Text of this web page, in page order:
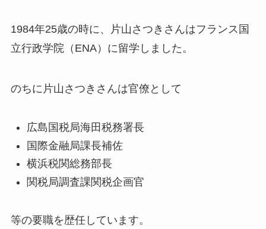
1984年25歳の時に、片山さつきさんはフランス国
立行政学院（ENA）に留学しました。
のちに片山さつきさんは官僚として
広島国税局海田税務署長
国際金融局課長補佐
横浜税関総務部長
関税局調査課関税企画官
等の要職を歴任しています。